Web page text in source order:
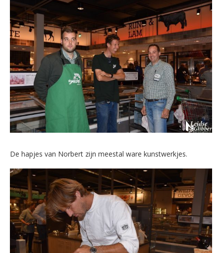
De hapjes van Norbert zijn meestal ware kunstwerkjes.